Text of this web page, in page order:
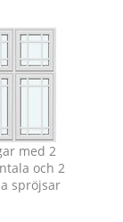
med 2
och 2
spröjsar⠀